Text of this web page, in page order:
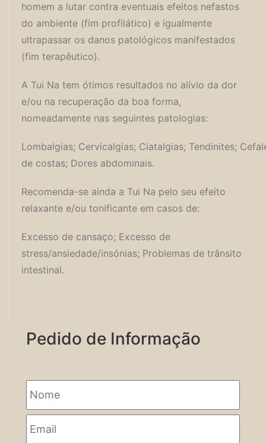
Pedido de Informação
homem a lutar contra eventuais efeitos nefastos
do ambiente (fim profilático) e igualmente
ultrapassar os danos patológicos manifestados
(fim terapêutico).
A Tui Na tem ótimos resultados no alívio da dor
e/ou na recuperação da boa forma,
nomeadamente nas seguintes patologias:
Lombalgias; Cervicalgias; Ciatalgias; Tendinites;
de costas; Dores abdominais.
Recomenda-se ainda a Tui Na pelo seu efeito
relaxante e/ou tonificante em casos de:
Excesso de cansaço; Excesso de
stress/ansiedade/insónias; Problemas de trânsito
intestinal.